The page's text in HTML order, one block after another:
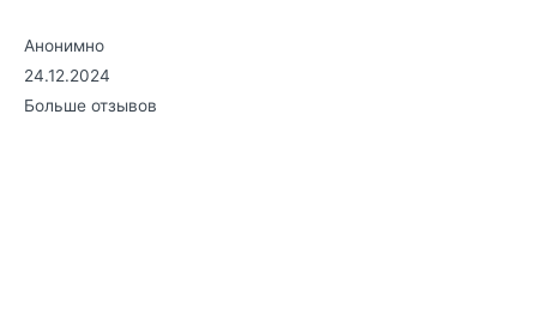
Анонимно
24.12.2024
Больше отзывов